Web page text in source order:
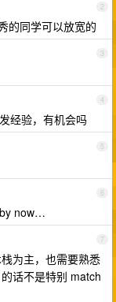
2
的同学可以放宽的
3
4
经验，有机会吗
5
6
now…
7
为主，也需要熟悉
话不是特别 match